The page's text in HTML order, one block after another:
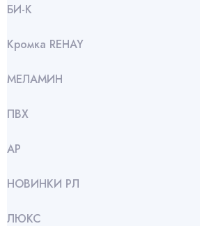
БИ-К
Кромка REHAY
МЕЛАМИН
ПВХ
АР
НОВИНКИ РЛ
ЛЮКС